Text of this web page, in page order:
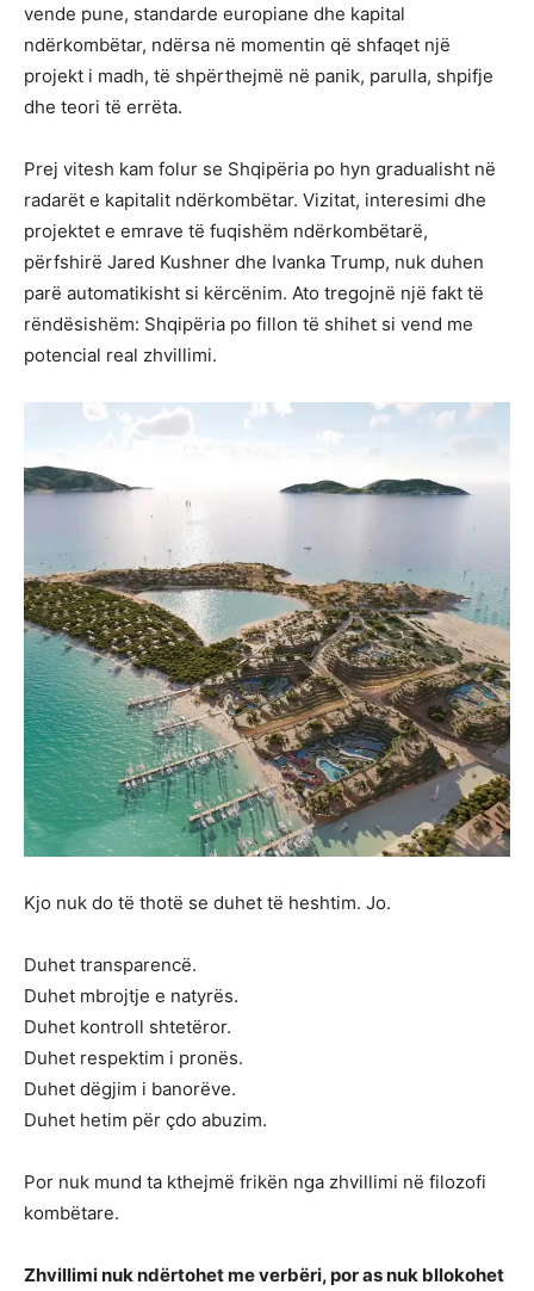
vende pune, standarde europiane dhe kapital
ndërkombëtar, ndërsa në momentin që shfaqet një
projekt i madh, të shpërthejmë në panik, parulla, shpifje
dhe teori të errëta.
Prej vitesh kam folur se Shqipëria po hyn gradualisht në
radarët e kapitalit ndërkombëtar. Vizitat, interesimi dhe
projektet e emrave të fuqishëm ndërkombëtarë,
përfshirë Jared Kushner dhe Ivanka Trump, nuk duhen
parë automatikisht si kërcënim. Ato tregojnë një fakt të
rëndësishëm: Shqipëria po fillon të shihet si vend me
potencial real zhvillimi.
Kjo nuk do të thotë se duhet të heshtim. Jo.
Duhet transparencë.
Duhet mbrojtje e natyrës.
Duhet kontroll shtetëror.
Duhet respektim i pronës.
Duhet dëgjim i banorëve.
Duhet hetim për çdo abuzim.
Por nuk mund ta kthejmë frikën nga zhvillimi në filozofi
kombëtare.
Zhvillimi nuk ndërtohet me verbëri, por as nuk bllokohet